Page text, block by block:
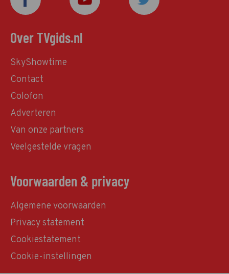
Over TVgids.nl
SkyShowtime
Contact
Colofon
Adverteren
Van onze partners
Veelgestelde vragen
Voorwaarden & privacy
Algemene voorwaarden
Privacy statement
Cookiestatement
Cookie-instellingen